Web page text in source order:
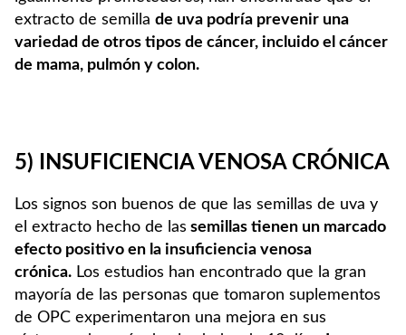
extracto de semilla de uva podría prevenir una
variedad de otros tipos de cáncer, incluido el cáncer
de mama, pulmón y colon.
5) INSUFICIENCIA VENOSA CRÓNICA
Los signos son buenos de que las semillas de uva y
el extracto hecho de las semillas tienen un marcado
efecto positivo en la insuficiencia venosa
crónica. Los estudios han encontrado que la gran
mayoría de las personas que tomaron suplementos
de OPC experimentaron una mejora en sus